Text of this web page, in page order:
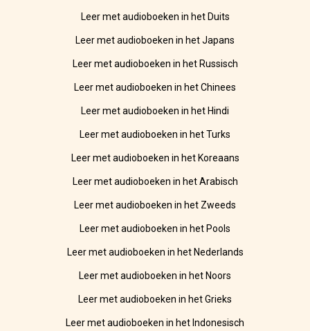
Leer met audioboeken in het Duits
Leer met audioboeken in het Japans
Leer met audioboeken in het Russisch
Leer met audioboeken in het Chinees
Leer met audioboeken in het Hindi
Leer met audioboeken in het Turks
Leer met audioboeken in het Koreaans
Leer met audioboeken in het Arabisch
Leer met audioboeken in het Zweeds
Leer met audioboeken in het Pools
Leer met audioboeken in het Nederlands
Leer met audioboeken in het Noors
Leer met audioboeken in het Grieks
Leer met audioboeken in het Indonesisch